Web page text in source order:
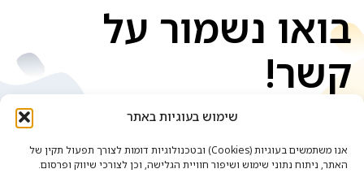
שימוש בעוגיות באתר
אנו משתמשים בעוגיות (Cookies) ובטכנולוגיות דומות לצורך תפעול תקין של
האתר, ניתוח נתוני שימוש ושיפור חוויית הגלישה, וכן לצורכי שיווק ופרסום.
בואו נשמור על
קשר!